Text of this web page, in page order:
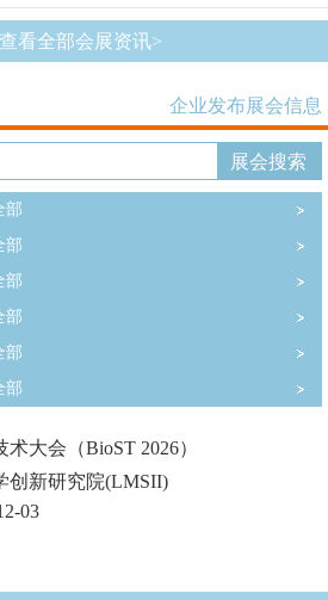
看全部会展资讯>
企业发布展会信息
部
部
部
部
部
部
大会（BioST 2026）
创新研究院(LMSII)
03